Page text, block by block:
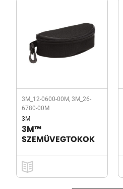
3M_12-0600-00M, 3M_26-
6780-00M
3M
3M™
SZEMÜVEGTOKOK